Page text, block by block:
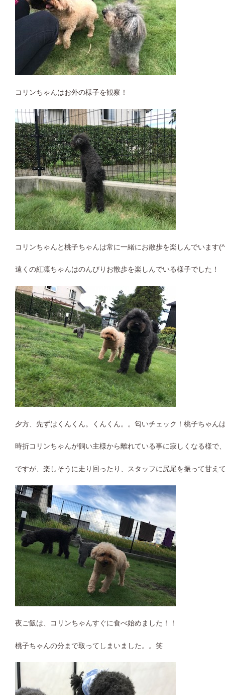
コリンちゃんはお外の様子を観察！
コリンちゃんと桃子ちゃんは常に一緒にお散歩を楽しんでいます
遠くの紅凛ちゃんはのんびりお散歩を楽しんでいる様子でした！
夕方、先ずはくんくん。くんくん。。匂いチェック！桃子ちゃん
時折コリンちゃんが飼い主様から離れている事に寂しくなる様で
ですが、楽しそうに走り回ったり、スタッフに尻尾を振って甘え
夜ご飯は、コリンちゃんすぐに食べ始めました！！
桃子ちゃんの分まで取ってしまいました。。笑